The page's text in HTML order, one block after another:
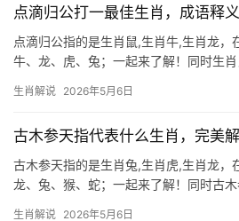
点滴归公打一最佳生肖，成语释
点滴归公指的是生肖鼠,生肖牛,生肖龙，
牛、龙、虎、兔；一起来了解！同时生
解谜，生肖鼠最得其神髓，鼠性聪慧，善
生肖解说 2026年5月6日
古木参天指代表什么生肖，完美
古木参天指的是生肖兔,生肖虎,生肖龙，
龙、兔、猴、蛇；一起来了解！同时古
生肖解说 2026年5月6日